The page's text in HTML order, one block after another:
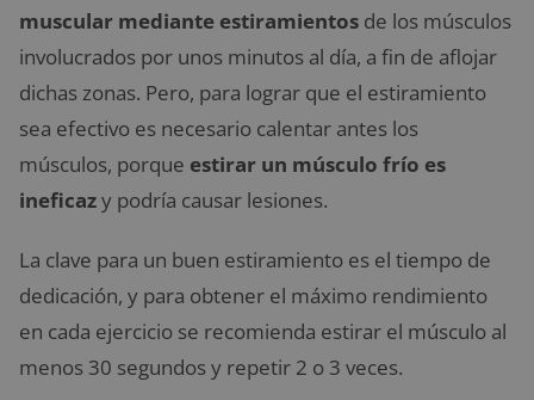
muscular mediante estiramientos de los músculos
involucrados por unos minutos al día, a fin de aflojar
dichas zonas. Pero, para lograr que el estiramiento
sea efectivo es necesario calentar antes los
músculos, porque estirar un músculo frío es
ineficazy podría causar lesiones.
La clave para un buen estiramiento es el tiempo de
dedicación, y para obtener el máximo rendimiento
en cada ejercicio se recomienda estirar el músculo al
menos 30 segundos y repetir 2 o 3 veces.